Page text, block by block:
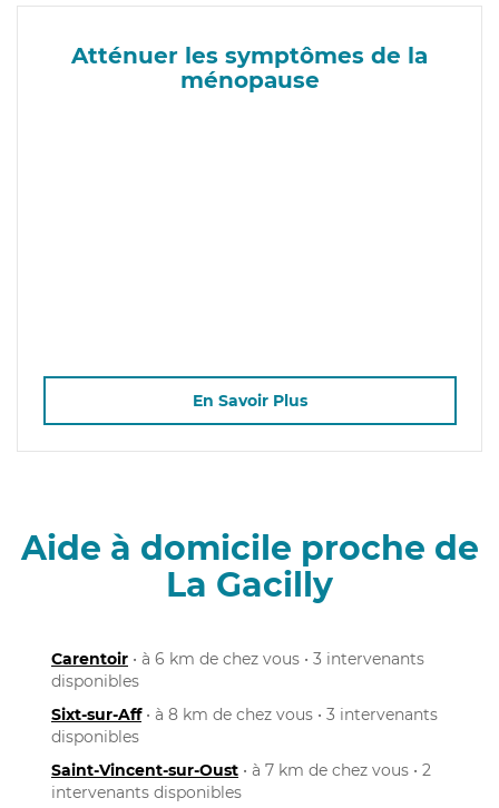
Atténuer les symptômes de la
ménopause
En Savoir Plus
Aide à domicile proche de
La Gacilly
Carentoir • à 6 km de chez vous • 3 intervenants
disponibles
Sixt-sur-Aff• à 8 km de chez vous • 3 intervenants
disponibles
Saint-Vincent-sur-Oust • à 7 km de chez vous • 2
intervenants disponibles